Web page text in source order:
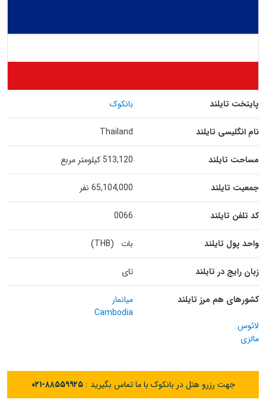
پایتخت تایلند بانکوک
نام انگلیسی تایلند Thailand
مساحت تایلند 513,120 کیلومتر مربع
جمعیت تایلند 65,104,000 نفر
کد تلفن تایلند 0066
واحد پول تایلند بات (THB)
زبان رایج در تایلند تای
کشورهای هم مرز تایلند
میانمار
Cambodia
لائوس
مالزی
جهت رزرو هتل در بانکوک با ما تماس بگیرید :۰۲۱-۸۸۵۵۹۹۲۵